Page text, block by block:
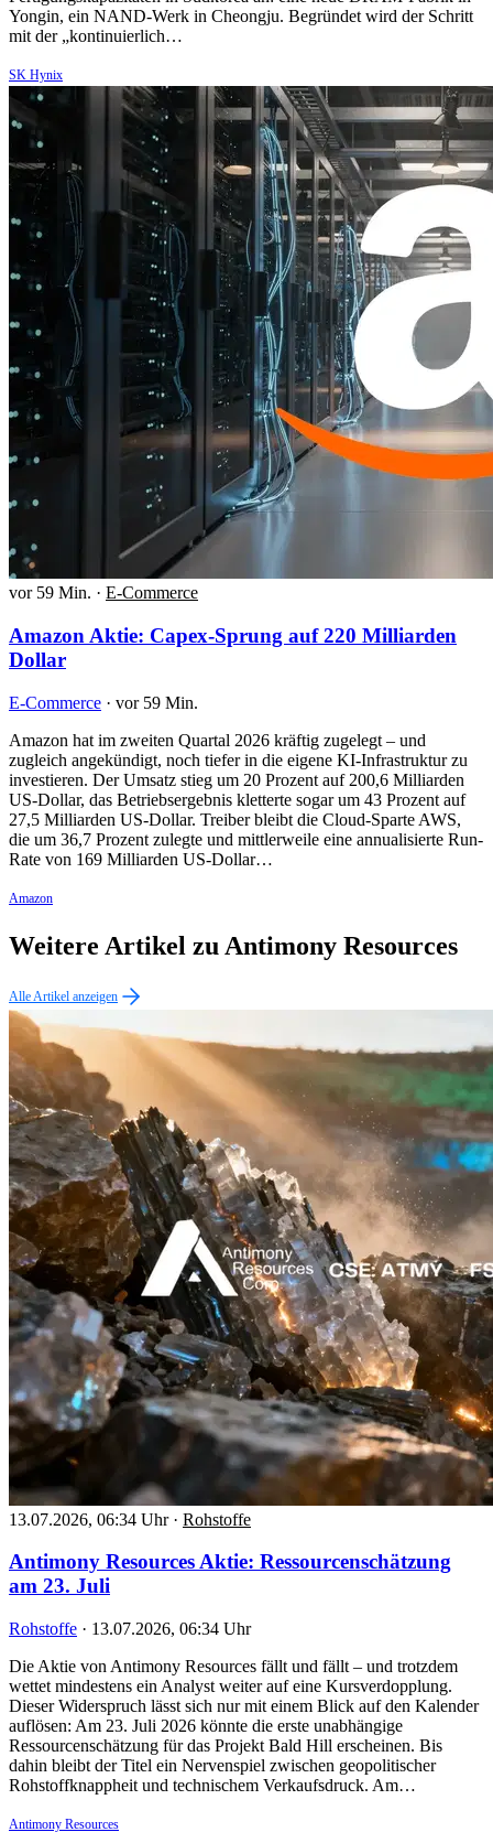
Yongin, ein NAND-Werk in Cheongju. Begründet wird der Schritt
mit der „kontinuierlich…
SK Hynix
vor 59 Min. · E-Commerce
Amazon Aktie: Capex-Sprung auf 220 Milliarden
Dollar
E-Commerce · vor 59 Min.
Amazon hat im zweiten Quartal 2026 kräftig zugelegt – und
zugleich angekündigt, noch tiefer in die eigene KI-Infrastruktur zu
investieren. Der Umsatz stieg um 20 Prozent auf 200,6 Milliarden
US-Dollar, das Betriebsergebnis kletterte sogar um 43 Prozent auf
27,5 Milliarden US-Dollar. Treiber bleibt die Cloud-Sparte AWS,
die um 36,7 Prozent zulegte und mittlerweile eine annualisierte Run-
Rate von 169 Milliarden US-Dollar…
Amazon
Weitere Artikel zu Antimony Resources
Alle Artikel anzeigen
13.07.2026, 06:34 Uhr · Rohstoffe
Antimony Resources Aktie: Ressourcenschätzung
am 23. Juli
Rohstoffe · 13.07.2026, 06:34 Uhr
Die Aktie von Antimony Resources fällt und fällt – und trotzdem
wettet mindestens ein Analyst weiter auf eine Kursverdopplung.
Dieser Widerspruch lässt sich nur mit einem Blick auf den Kalender
auflösen: Am 23. Juli 2026 könnte die erste unabhängige
Ressourcenschätzung für das Projekt Bald Hill erscheinen. Bis
dahin bleibt der Titel ein Nervenspiel zwischen geopolitischer
Rohstoffknappheit und technischem Verkaufsdruck. Am…
Antimony Resources